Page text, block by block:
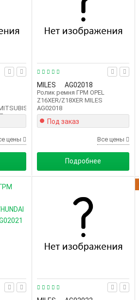
цены
MILES AG02018
Ролик ремня ГРМ OPEL
Z16XER/Z18XER MILES
AG02018
Под заказ
Все цены
Подробнее